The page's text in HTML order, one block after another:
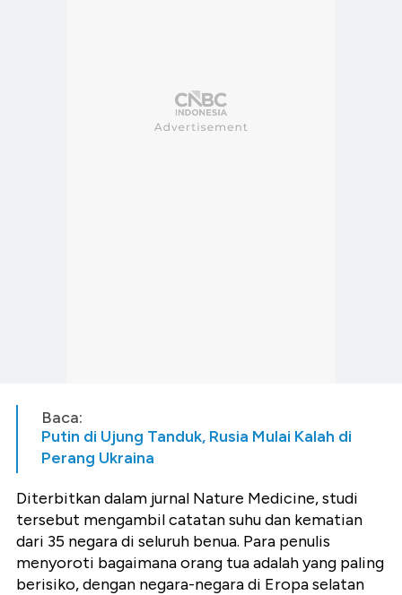
Baca:
Putin di Ujung Tanduk, Rusia Mulai Kalah di
Perang Ukraina
Diterbitkan dalam jurnal Nature Medicine, studi
tersebut mengambil catatan suhu dan kematian
dari 35 negara di seluruh benua. Para penulis
menyoroti bagaimana orang tua adalah yang paling
berisiko, dengan negara-negara di Eropa selatan